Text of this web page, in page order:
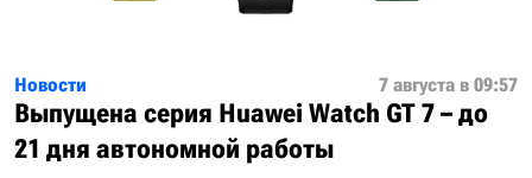
Новости 7 августа в 09:57
Выпущена серия Huawei Watch GT 7 – до
21 дня автономной работы